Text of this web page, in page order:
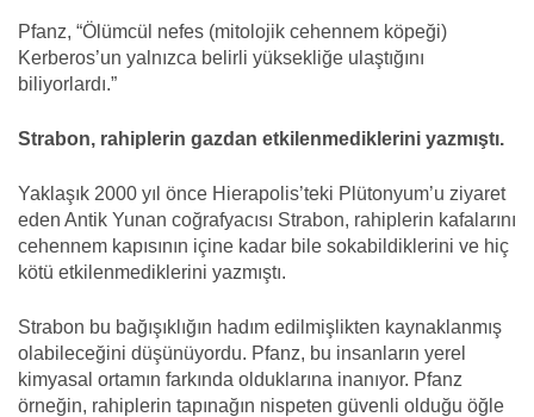
Pfanz, “Ölümcül nefes (mitolojik cehennem köpeği)
Kerberos’un yalnızca belirli yüksekliğe ulaştığını
biliyorlardı.”
Strabon, rahiplerin gazdan etkilenmediklerini yazmıştı.
Yaklaşık 2000 yıl önce Hierapolis’teki Plütonyum’u ziyaret
eden Antik Yunan coğrafyacısı Strabon, rahiplerin kafalarını
cehennem kapısının içine kadar bile sokabildiklerini ve hiç
kötü etkilenmediklerini yazmıştı.
Strabon bu bağışıklığın hadım edilmişlikten kaynaklanmış
olabileceğini düşünüyordu. Pfanz, bu insanların yerel
kimyasal ortamın farkında olduklarına inanıyor. Pfanz
örneğin, rahiplerin tapınağın nispeten güvenli olduğu öğle